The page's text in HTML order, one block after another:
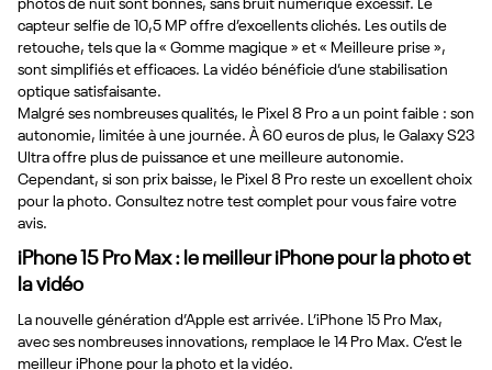
photos de nuit sont bonnes, sans bruit numérique excessif. Le
capteur selfie de 10,5 MP offre d’excellents clichés. Les outils de
retouche, tels que la « Gomme magique » et « Meilleure prise »,
sont simplifiés et efficaces. La vidéo bénéficie d’une stabilisation
optique satisfaisante.
Malgré ses nombreuses qualités, le Pixel 8 Pro a un point faible : son
autonomie, limitée à une journée. À 60 euros de plus, le Galaxy S23
Ultra offre plus de puissance et une meilleure autonomie.
Cependant, si son prix baisse, le Pixel 8 Pro reste un excellent choix
pour la photo. Consultez notre test complet pour vous faire votre
avis.
iPhone 15 Pro Max : le meilleur iPhone pour la photo et
la vidéo
La nouvelle génération d’Apple est arrivée. L’iPhone 15 Pro Max,
avec ses nombreuses innovations, remplace le 14 Pro Max. C’est le
meilleur iPhone pour la photo et la vidéo.